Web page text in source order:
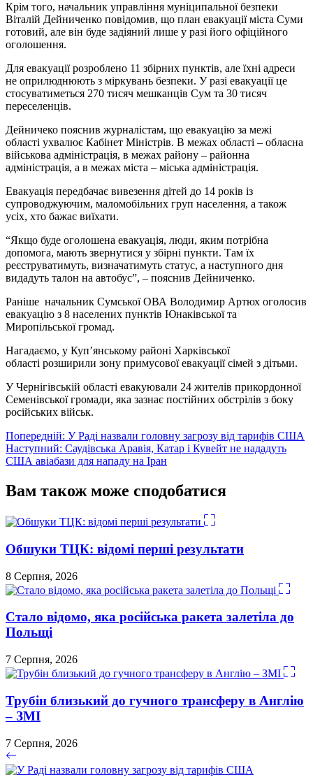
Крім того, начальник управління муніципальної безпеки
Віталій Дейниченко повідомив, що план евакуації міста Суми
готовий, але він буде задіяний лише у разі його офіційного
оголошення.
Для евакуації розроблено 11 збірних пунктів, але їхні адреси
не оприлюднюють з міркувань безпеки. У разі евакуації це
стосуватиметься 270 тисяч мешканців Сум та 30 тисяч
переселенців.
Дейничеко пояснив журналістам, що евакуацію за межі
області ухвалює Кабінет Міністрів. В межах області – обласна
військова адміністрація, в межах району – районна
адміністрація, а в межах міста – міська адміністрація.
Евакуація передбачає вивезення дітей до 14 років із
супроводжуючим, маломобільних груп населення, а також
усіх, хто бажає виїхати.
“Якщо буде оголошена евакуація, люди, яким потрібна
допомога, мають звернутися у збірні пункти. Там їх
реєструватимуть, визначатимуть статус, а наступного дня
видадуть талон на автобус”, – пояснив Дейниченко.
Раніше начальник Сумської ОВА Володимир Артюх оголосив
евакуацію з 8 населених пунктів Юнаківської та
Миропільської громад.
Нагадаємо, у Куп’янському районі Харківської
області розширили зону примусової евакуації сімей з дітьми.
У Чернігівській області евакуювали 24 жителів прикордонної
Семенівської громади, яка зазнає постійних обстрілів з боку
російських військ.
Навігація
записів
Попередній: У Раді назвали головну загрозу від тарифів США
Наступний: Саудівська Аравія, Катар і Кувейт не нададуть
США авіабази для нападу на Іран
Вам також може сподобатися
Обшуки ТЦК: відомі перші результати
8 Серпня, 2026
Стало відомо, яка російська ракета залетіла до
Польщі
7 Серпня, 2026
Трубін близький до гучного трансферу в Англію
– ЗМІ
7 Серпня, 2026